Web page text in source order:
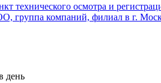
технического осмотра и
группа компаний, филиал в г.
день